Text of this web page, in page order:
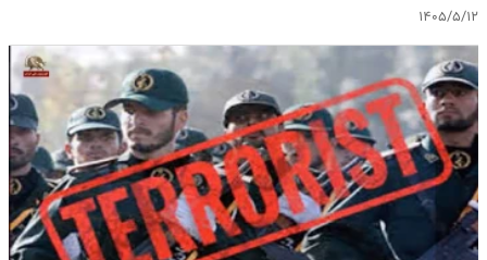
۱۴۰۵/۵/۱۲